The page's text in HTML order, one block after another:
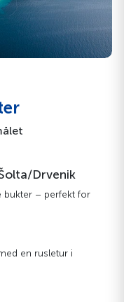
Drvenik
bukter – perfekt for
en rusletur i